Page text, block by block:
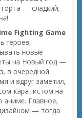
— сладкий,
Fighting Game
героев,
новые
на Новый год —
в очередной
и вдруг заметил,
каратистом на
аниме. Главное,
— тогда